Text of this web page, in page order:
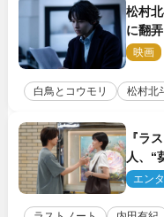
松村
に翻
真解禁
映画
白鳥とコウモリ 松村北
『ラ
人、“
エン